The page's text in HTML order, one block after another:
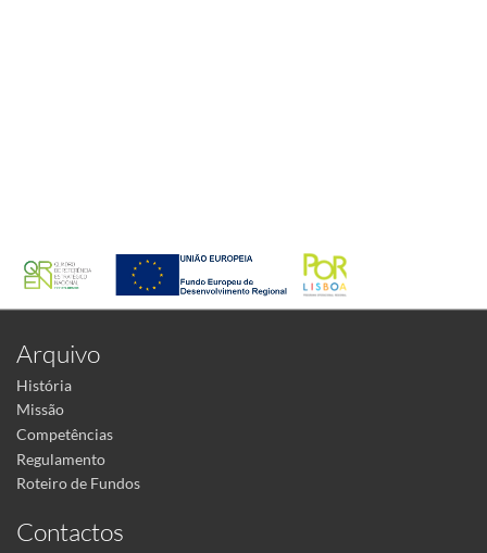
Arquivo
História
Missão
Competências
Regulamento
Roteiro de Fundos
Contactos